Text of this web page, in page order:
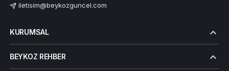
iletisim@beykozguncel.com
KURUMSAL
BEYKOZ REHBER